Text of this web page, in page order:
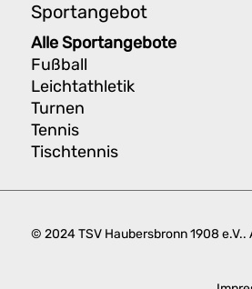
Sportangebot
Alle Sportangebote
Fußball
Leichtathletik
Turnen
Tennis
Tischtennis
© 2024 TSV Haubersbronn 1908 e.V..